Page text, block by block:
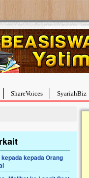
ShareVoices SyariahBiz
kepada Orang